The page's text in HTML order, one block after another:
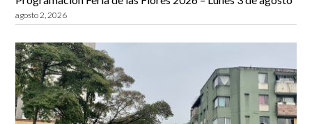
agosto 2, 2026